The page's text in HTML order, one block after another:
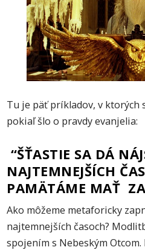
Tu je päť príkladov, v ktorých
pokiaľ šlo o pravdy evanjelia:
“ŠŤASTIE SA DÁ
NAJTEMNEJŠÍCH
PAMÄTÁME MAŤ
Ako môžeme metaforicky
najtemnejších časoch?
spojením s Nebeským